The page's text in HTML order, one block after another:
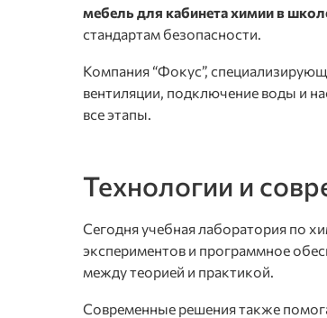
мебель для кабинета химии в
стандартам безопасности.
Компания “Фокус”,
вентиляции, подключение воды и
все этапы.
Технологии и
Сегодня учебная лаборатория по
экспериментов и программное
между теорией и практикой.
Современные решения также